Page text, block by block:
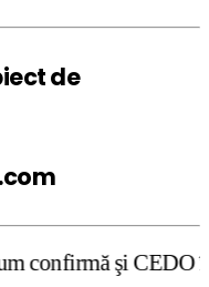
de
în cazul